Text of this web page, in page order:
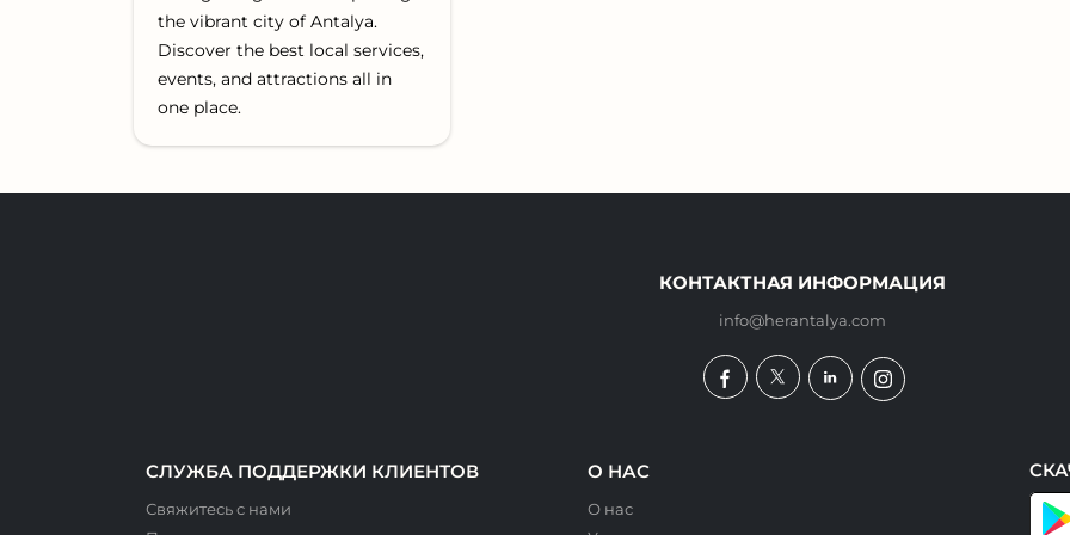
the vibrant city of Antalya.
Discover the best local services,
events, and attractions all in
one place.
КОНТАКТНАЯ ИНФОРМАЦИЯ
info@herantalya.com
СЛУЖБА ПОДДЕРЖКИ КЛИЕНТОВ
Свяжитесь с нами
О НАС
О нас